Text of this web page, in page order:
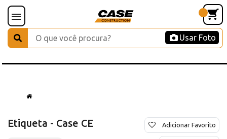
Usar Foto
Etiqueta - Case CE Adicionar Favorito